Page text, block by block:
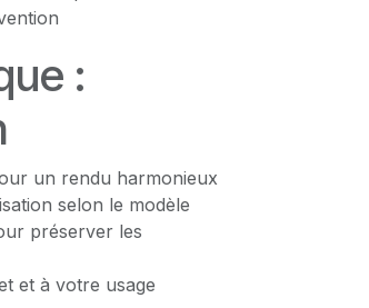
:
un rendu harmonieux
selon le modèle
préserver les
et à votre usage